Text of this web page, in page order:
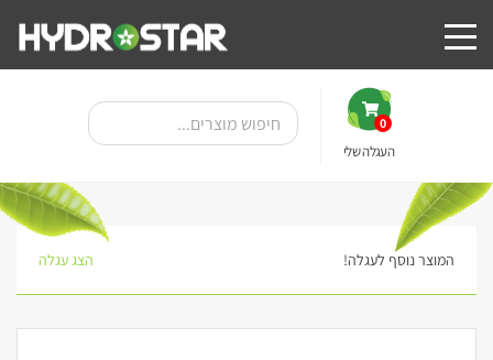
0
העגלה שלי
המוצר נוסף לעגלה! הצג עגלה